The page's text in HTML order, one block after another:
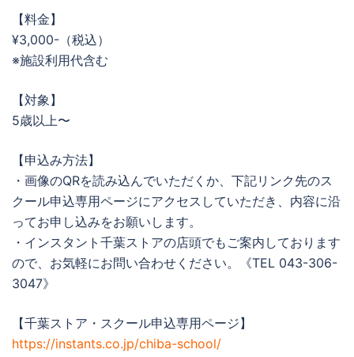
【料金】
¥3,000-（税込）
※施設利用代含む
【対象】
5歳以上〜
【申込み方法】
・画像のQRを読み込んでいただくか、下記リンク先のス
クール申込専用ページにアクセスしていただき、内容に沿
ってお申し込みをお願いします。
・インスタント千葉ストアの店頭でもご案内しております
ので、お気軽にお問い合わせください。《TEL 043-306-
3047》
【千葉ストア・スクール申込専用ページ】
https://instants.co.jp/chiba-school/